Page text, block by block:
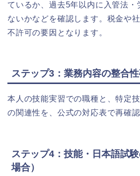
ているか、過去5年以内に入管法・
ないかなどを確認します。税金や
不許可の要因となります。
ステップ3：業務内容の整合
本人の技能実習での職種と、特定
の関連性を、公式の対応表で再確認
ステップ4：技能・日本語試
場合）